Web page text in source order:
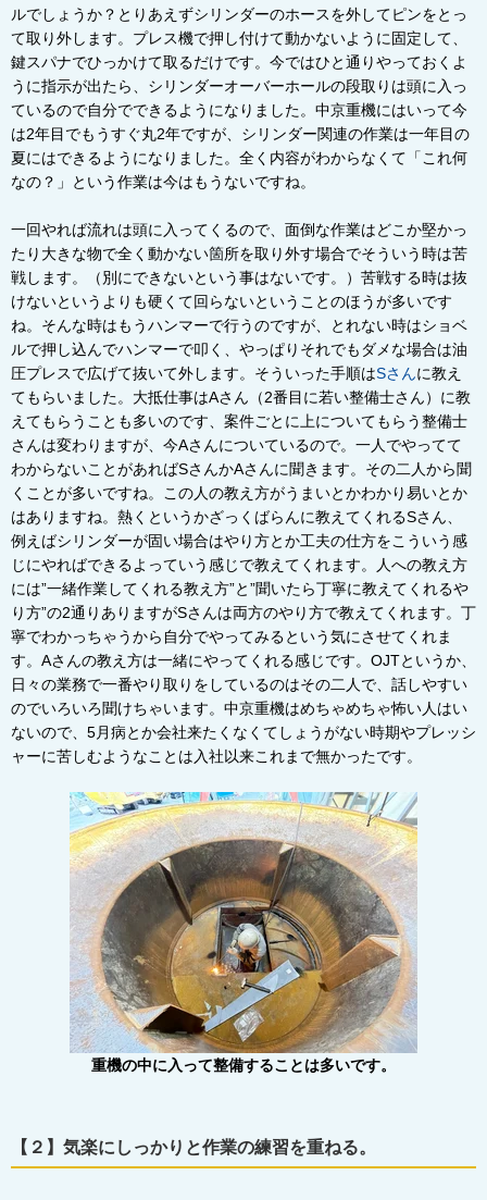
ルでしょうか？とりあえずシリンダーのホースを外してピンをとっ
て取り外します。プレス機で押し付けて動かないように固定して、
鍵スパナでひっかけて取るだけです。今ではひと通りやっておくよ
うに指示が出たら、シリンダーオーバーホールの段取りは頭に入っ
ているので自分でできるようになりました。中京重機にはいって今
は2年目でもうすぐ丸2年ですが、シリンダー関連の作業は一年目の
夏にはできるようになりました。全く内容がわからなくて「これ何
なの？」という作業は今はもうないですね。
一回やれば流れは頭に入ってくるので、面倒な作業はどこか堅かっ
たり大きな物で全く動かない箇所を取り外す場合でそういう時は苦
戦します。（別にできないという事はないです。）苦戦する時は抜
けないというよりも硬くて回らないということのほうが多いです
ね。そんな時はもうハンマーで行うのですが、とれない時はショベ
ルで押し込んでハンマーで叩く、やっぱりそれでもダメな場合は油
圧プレスで広げて抜いて外します。そういった手順はSさんに教え
てもらいました。大抵仕事はAさん（2番目に若い整備士さん）に教
えてもらうことも多いのです、案件ごとに上についてもらう整備士
さんは変わりますが、今Aさんについているので。一人でやってて
わからないことがあればSさんかAさんに聞きます。その二人から聞
くことが多いですね。この人の教え方がうまいとかわかり易いとか
はありますね。 熱くというかざっくばらんに教えてくれるSさん、
例えばシリンダーが固い場合はやり方とか工夫の仕方をこういう感
じにやればできるよっていう感じで教えてくれます。人への教え方
には”一緒作業してくれる教え方”と”聞いたら丁寧に教えてくれるや
り方”の2通りありますがSさんは両方のやり方で教えてくれます。 丁
寧でわかっちゃうから自分でやってみるという気にさせてくれま
す。 Aさんの教え方は一緒にやってくれる感じです。 OJTというか、
日々の業務で一番やり取りをしているのはその二人で、話しやすい
のでいろいろ聞けちゃいます。中京重機はめちゃめちゃ怖い人はい
ないので、 5月病とか会社来たくなくてしょうがない時期やプレッシ
ャーに苦しむようなことは入社以来これまで無かったです。
重機の中に入って整備することは多いです。
【２】気楽にしっかりと作業の練習を重ねる。